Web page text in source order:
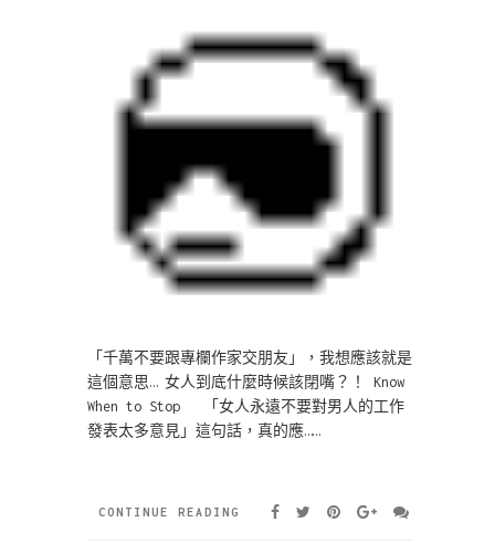
「千萬不要跟專欄作家交朋友」，我想應該就是
這個意思… 女人到底什麼時候該閉嘴？！ Know
When to Stop 「女人永遠不要對男人的工作
發表太多意見」這句話，真的應……
CONTINUE READING